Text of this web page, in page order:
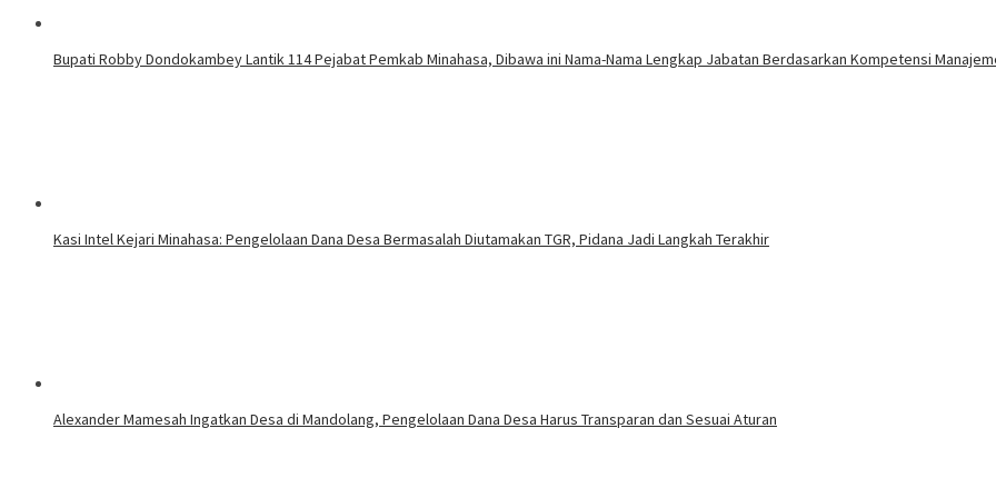
Bupati Robby Dondokambey Lantik 114 Pejabat Pemkab Minahasa, Dibawa ini Nama-Nama Lengkap Jabatan Berdasarkan Kompetensi
Kasi Intel Kejari Minahasa: Pengelolaan Dana Desa Bermasalah Diutamakan TGR, Pidana Jadi Langkah Terakhir
Alexander Mamesah Ingatkan Desa di Mandolang, Pengelolaan Dana Desa Harus Transparan dan Sesuai Aturan